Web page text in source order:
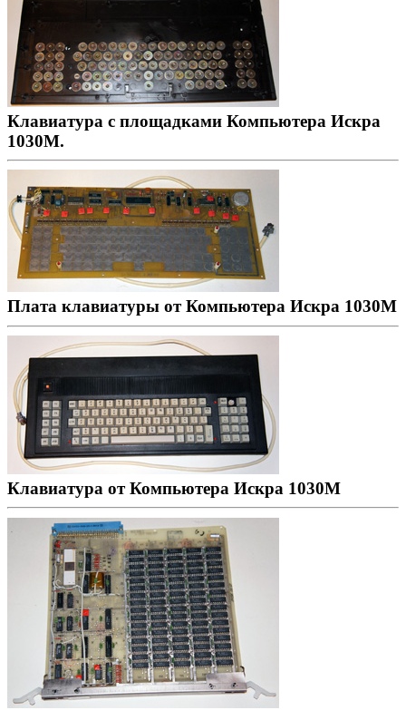
Клавиатура с площадками Компьютера Искра
1030М.
Плата клавиатуры от Компьютера Искра 1030М
Клавиатура от Компьютера Искра 1030М